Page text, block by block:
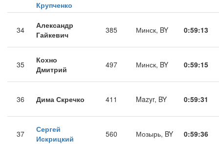
Крупченко
34
Александр
Гайкевич
385 Минск, BY 0:59:13
35
Кохно
Дмитрий
497 Минск, BY 0:59:15
36 Дима Скречко 411 Mazyr, BY 0:59:31
37
Сергей
Искрицкий
560 Мозырь, BY 0:59:36